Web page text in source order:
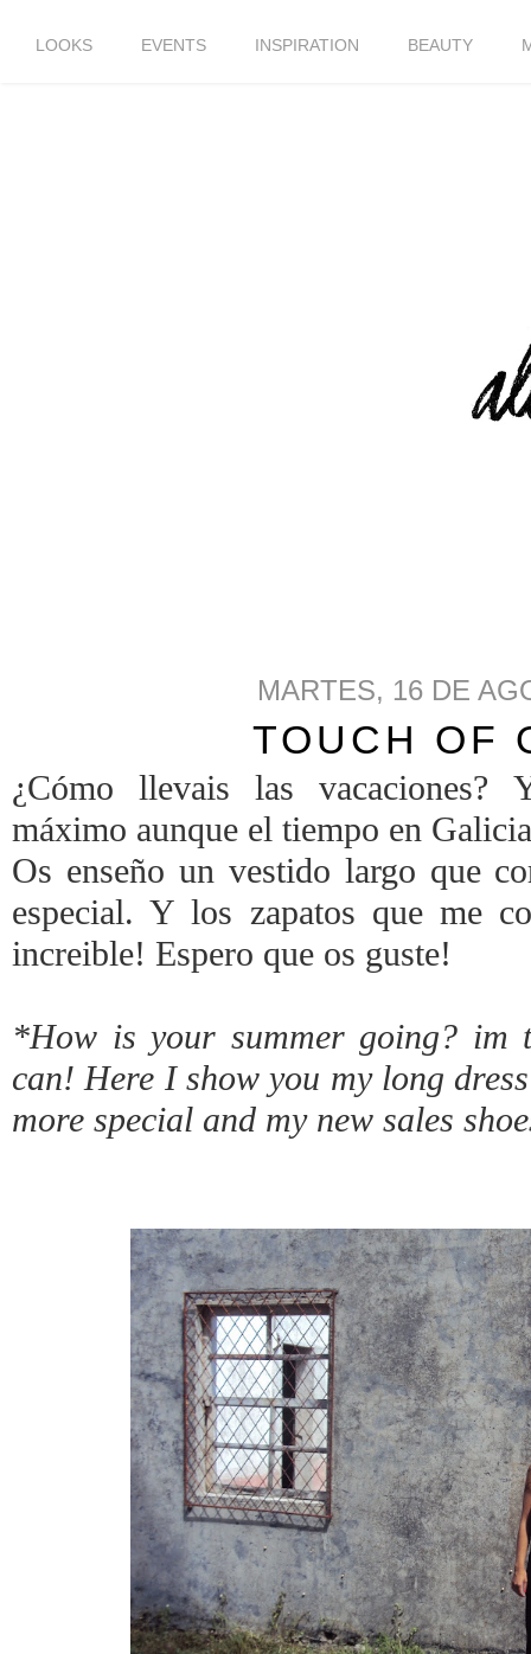
LOOKS EVENTS INSPIRATION BEAUTY
MARTES, 16 DE
TOUCH OF
¿Cómo llevais las vacaciones?
máximo aunque el tiempo en
Os enseño un vestido largo que
especial. Y los zapatos que me
increible! Espero que os guste!
*How is your summer going?
can! Here I show you my long
more special and my new sales